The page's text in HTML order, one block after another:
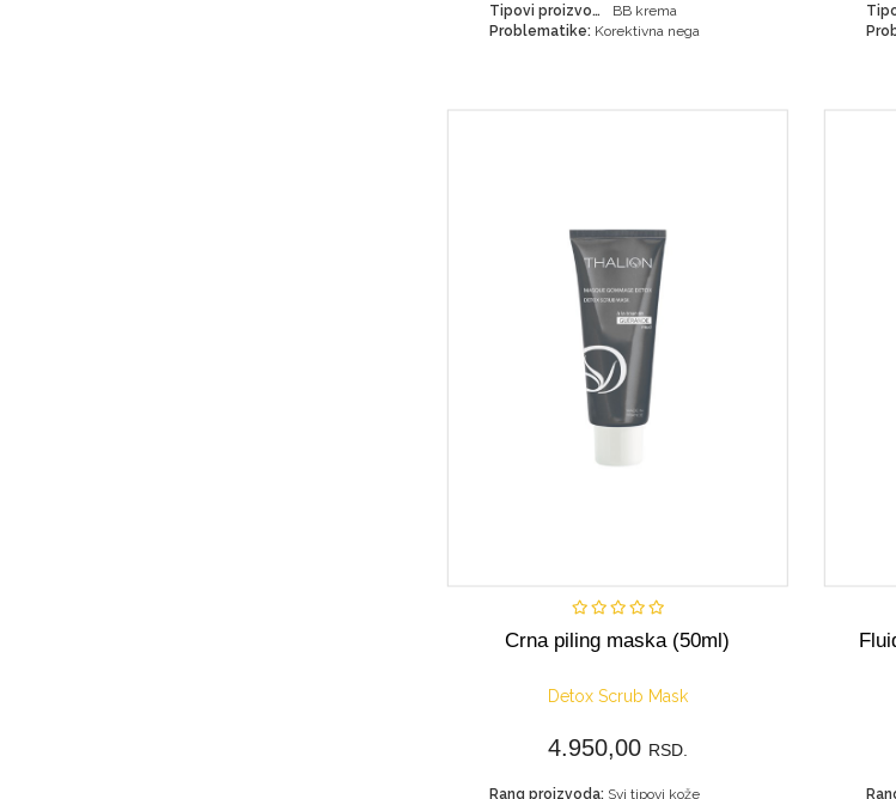
Tipovi proizvoda:
BB krema
Problematike: Korektivna nega
Crna piling maska (50ml)
Detox Scrub Mask
4.950,00 RSD.
Rang proizvoda: Svi tipovi kože